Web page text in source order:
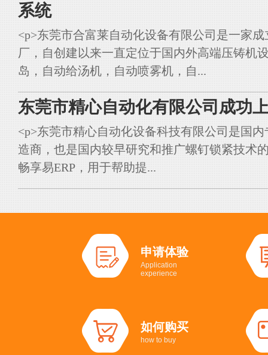
系统
<p>东莞市合富莱自动化设备有限公司是一家
厂，自创建以来一直定位于国内外高端压铸机
岛，自动给汤机，自动喷雾机，自...
东莞市精心自动化有限公司成功
<p>东莞市精心自动化设备科技有限公司是国
造商，也是国内较早研究和推广螺钉锁紧技术
畅享易ERP，用于帮助提...
申请体验
Application
experience
如何购买
how to buy